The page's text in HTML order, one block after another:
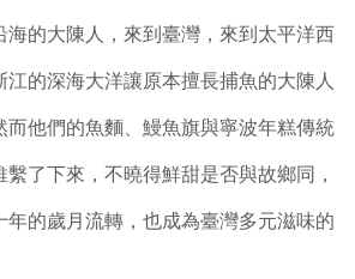
海的大陳人，來到臺灣，來到太平洋西
江的深海大洋讓原本擅長捕魚的大陳人
而他們的魚麵、鰻魚旗與寧波年糕傳統
了下來，不曉得鮮甜是否與故鄉同，
年的歲月流轉，也成為臺灣多元滋味的